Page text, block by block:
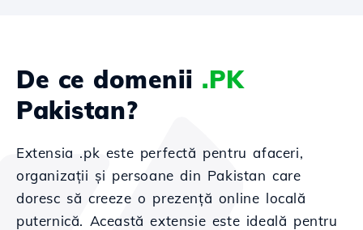
De ce domenii .PK
Pakistan?
Extensia .pk este perfectă pentru afaceri,
organizații și persoane din Pakistan care
doresc să creeze o prezență online locală
puternică. Această extensie este ideală pentru